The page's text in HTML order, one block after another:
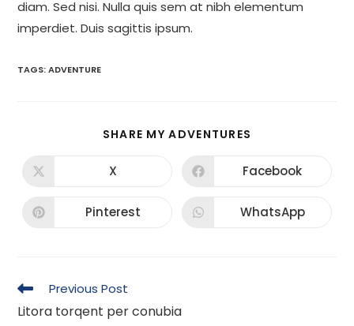
diam. Sed nisi. Nulla quis sem at nibh elementum
imperdiet. Duis sagittis ipsum.
TAGS:ADVENTURE
SHARE MY ADVENTURES
CONTENT
Opens
new
window
X Opens
new
window
Facebook
Opens
Pinterest Opens
WhatsApp
Read
articles
Previous Post
Litora torqent per conubia